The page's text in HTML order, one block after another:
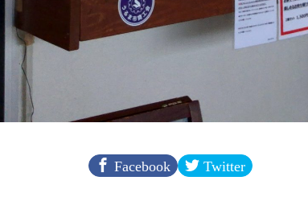
Facebook Twitter